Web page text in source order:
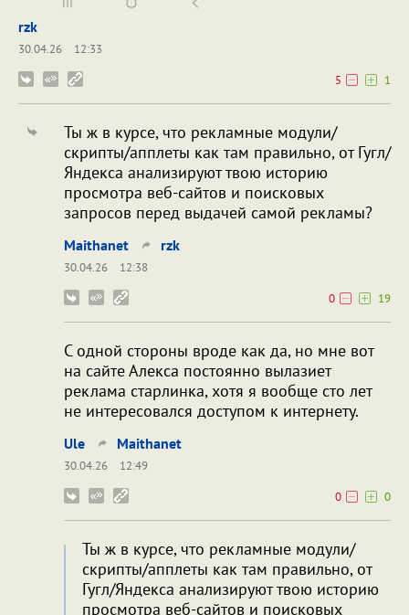
rzk
30.04.26
12:33
5
1
Ты ж в курсе, что рекламные модули/
скрипты/апплеты как там правильно, от Гугл/
Яндекса анализируют твою историю
просмотра веб-сайтов и поисковых
запросов перед выдачей самой рекламы?
Maithanet rzk
30.04.26
12:38
0
19
С одной стороны вроде как да, но мне вот
на сайте Алекса постоянно вылазиет
реклама старлинка, хотя я вообще сто лет
не интересовался доступом к интернету.
Ule Maithanet
30.04.26
12:49
0
0
Ты ж в курсе, что рекламные модули/
скрипты/апплеты как там правильно, от
Гугл/Яндекса анализируют твою историю
просмотра веб-сайтов и поисковых